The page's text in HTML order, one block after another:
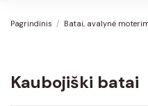
Pagrindinis Batai, avalynė
Kaubojiški batai